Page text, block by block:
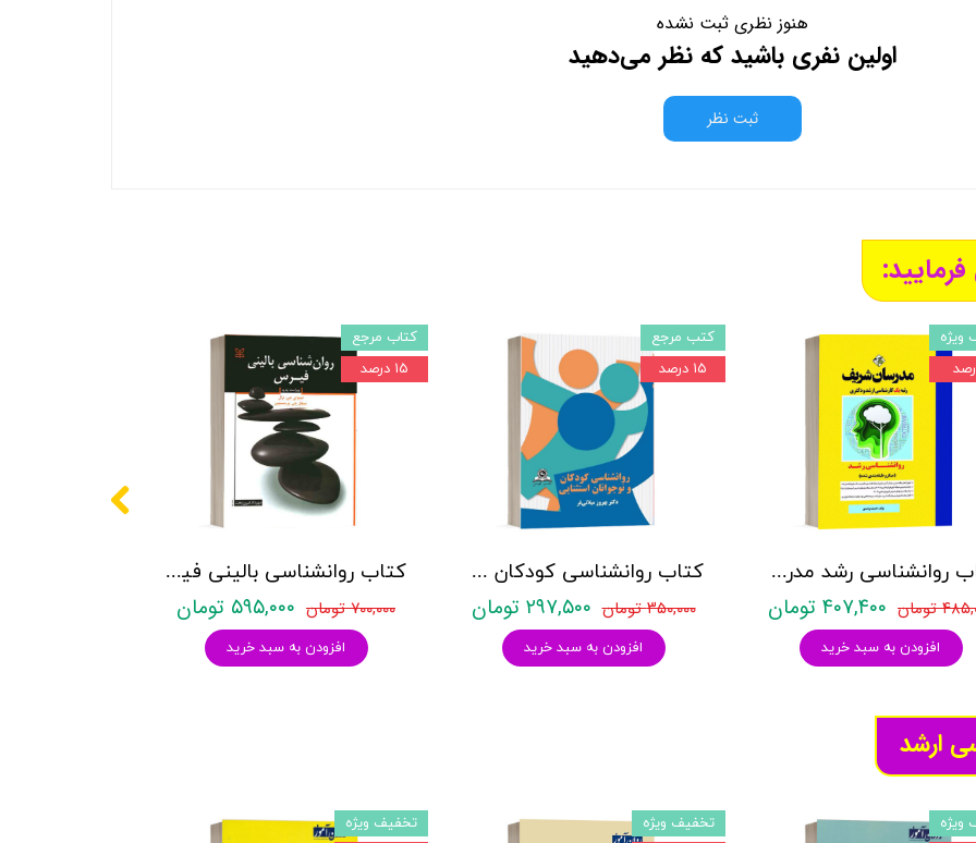
هنوز نظری ثبت نشده
اولین نفری باشید که نظر می‌دهید
ثبت نظر
کتاب روانشناسی بالینی فیرس - پرینستین - نشر رشد
۷۰۰,۰۰۰ تومان ۵۹۵,۰۰۰ تومان
افزودن به سبد خرید
کتاب مرجع
۱۵ درصد
کتاب روانشناسی کودکان و نوجوانان استثنایی - میلانی فر - نشر قومس
۳۵۰,۰۰۰ تومان ۲۹۷,۵۰۰ تومان
افزودن به سبد خرید
کتب مرجع
۱۵ درصد
کتاب روانشناسی رشد مدرسان شریف - تالیف اندیشه واحدی
تومان ۴۰۷,۴۰۰ تومان
افزودن به سبد خرید
ویژه
تخفیف ویژه
تخفیف ویژه
ویژه
ارشد